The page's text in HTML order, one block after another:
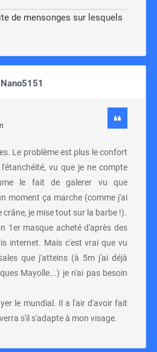
de mensonges sur lesquels
Nano5151
Le problème est plus le confort
vu que je ne compte
le fait de galerer vu que
moment ça marche (comme j'ai
crâne, je mise tout sur la barbe !).
1er masque acheté d'après des
internet. Mais c'est vrai que vu
que j'atteins (à 5m j'ai déjà
Mayolle...) je n'ai pas besoin
le mundial. Il a l'air d'avoir fait
s'il s'adapte à mon visage.